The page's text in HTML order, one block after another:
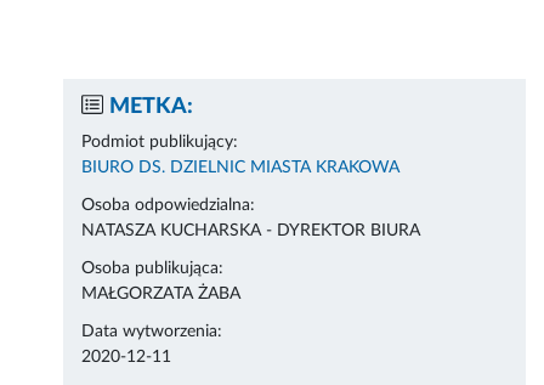
METKA:
Podmiot publikujący:
BIURO DS. DZIELNIC MIASTA KRAKOWA
Osoba odpowiedzialna:
NATASZA KUCHARSKA - DYREKTOR BIURA
Osoba publikująca:
MAŁGORZATA ŻABA
Data wytworzenia:
2020-12-11